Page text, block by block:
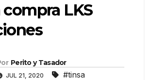
LKS
Perito y Tasador
JUL 21, 2020 #tinsa